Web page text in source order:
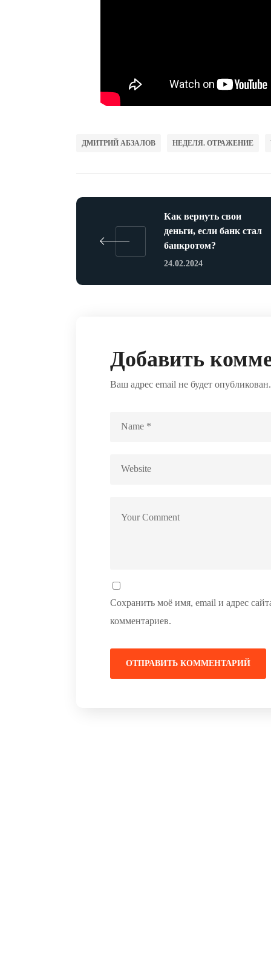
ДМИТРИЙ АБЗАЛОВ НЕДЕЛЯ. ОТРАЖЕНИЕ
Как вернуть свои
деньги, если банк стал
банкротом?
24.02.2024
Добавить
Ваш адрес email не будет опубликован.
Сохранить моё имя, email и адрес
комментариев.